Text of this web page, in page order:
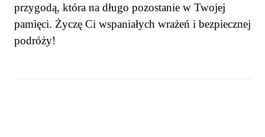
przygodą, która na długo pozostanie w Twojej
pamięci. Życzę Ci wspaniałych wrażeń i bezpiecznej
podróży!